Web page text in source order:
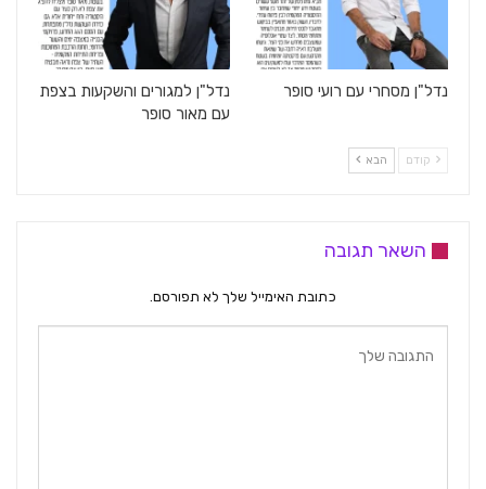
נדל"ן מסחרי עם רועי סופר
נדל"ן למגורים והשקעות בצפת
עם מאור סופר
קודם הבא
השאר תגובה
כתובת האימייל שלך לא תפורסם.